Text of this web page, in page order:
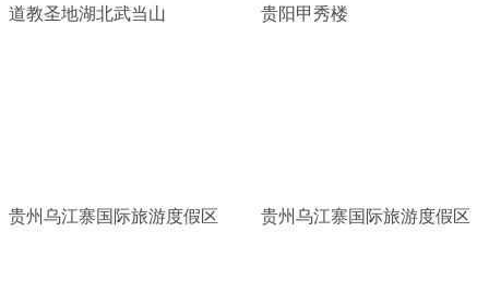
道教圣地湖北武当山 贵阳甲秀楼
贵州乌江寨国际旅游度假区 贵州乌江寨国际旅游度假区